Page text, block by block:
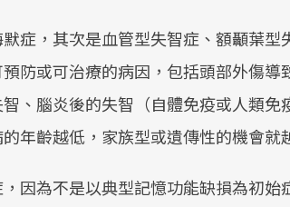
症，其次是血管型失智症、額顳葉型
防或可治療的病因，包括頭部外傷導
、腦炎後的失智（自體免疫或人類免
年齡越低，家族型或遺傳性的機會就
因為不是以典型記憶功能缺損為初始